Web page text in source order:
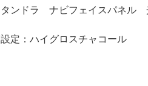
タンドラ ナビフェイスパネル
設定：ハイグロスチャコール